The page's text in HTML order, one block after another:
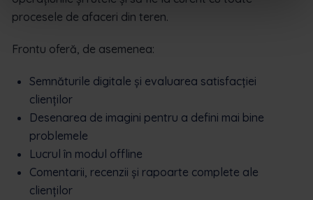
procesele de afaceri din teren.
Frontu oferă, de asemenea:
Semnăturile digitale și evaluarea satisfacției
clienților
Desenarea de imagini pentru a defini mai bine
problemele
Lucrul în modul offline
Comentarii, recenzii și rapoarte complete ale
clienților